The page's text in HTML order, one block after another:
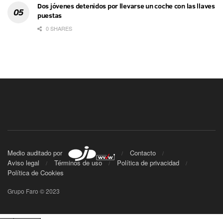
Dos jóvenes detenidos por llevarse un coche con las llaves
puestas
0 SHARES
Medio auditado por
Contacto
Aviso legal
Términos de uso
Política de privacidad
Política de Cookies
Grupo Faro © 2023